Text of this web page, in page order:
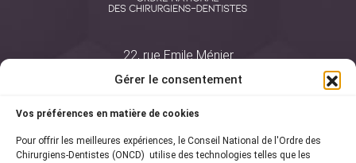
Gérer le consentement
Vos préférences en matière de cookies
Pour offrir les meilleures expériences, le Conseil National de l'Ordre des
Chirurgiens-Dentistes (ONCD) utilise des technologies telles que les
22, rue Emile Ménier
75761 Paris Cedex 16
01 44 34 78 80
courrier@oncd.org